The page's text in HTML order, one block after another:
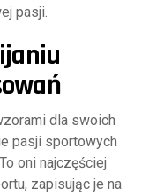
pasji.
dla swoich
pasji sportowych
oni najczęściej
zapisując je na